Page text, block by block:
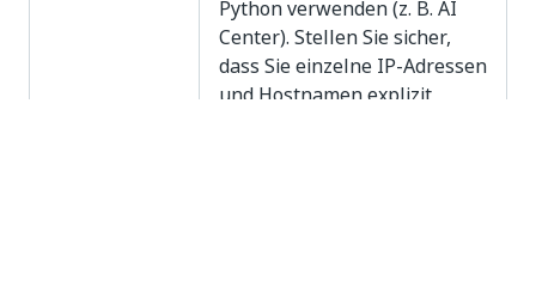
Python verwenden (z. B. AI
Center). Stellen Sie sicher,
dass Sie einzelne IP-Adressen
und Hostnamen explizit